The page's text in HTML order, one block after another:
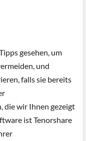
gesehen, um
und
falls sie bereits
die wir Ihnen gezeigt
ist Tenorshare